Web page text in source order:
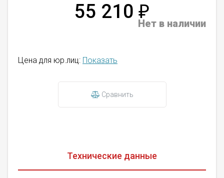
55 210 ₽
Нет в наличии
Цена для юр.лиц: Показать
Сравнить
Технические данные